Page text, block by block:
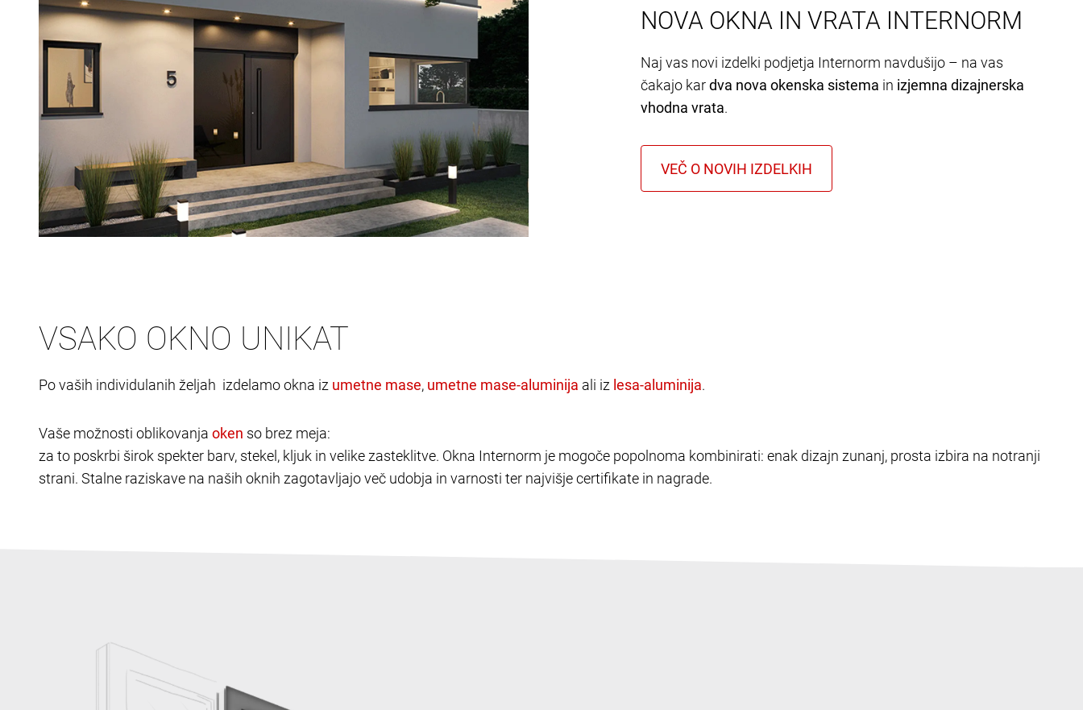
NOVA OKNA IN VRATA INTERNORM
Naj vas novi izdelki podjetja Internorm navdušijo – na vas
čakajo kardva nova okenska sistema in izjemna dizajnerska
vhodna vrata.
VSAKO OKNO UNIKAT
Po vaših individulanih željah izdelamo okna iz , ali iz .
Vaše možnosti oblikovanja
so brez meja:
za to poskrbi širok spekter barv, stekel, kljuk in velike zasteklitve. Okna Internorm je mogoče popolnoma kombinirati: enak dizajn zunanj, prosta izbira na notranji
strani. Stalne raziskave na naših oknih zagotavljajo več udobja in varnosti ter najvišje certifikate in nagrade.